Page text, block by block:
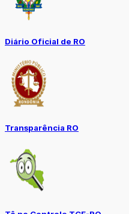
Diário Oficial de RO
Transparência RO